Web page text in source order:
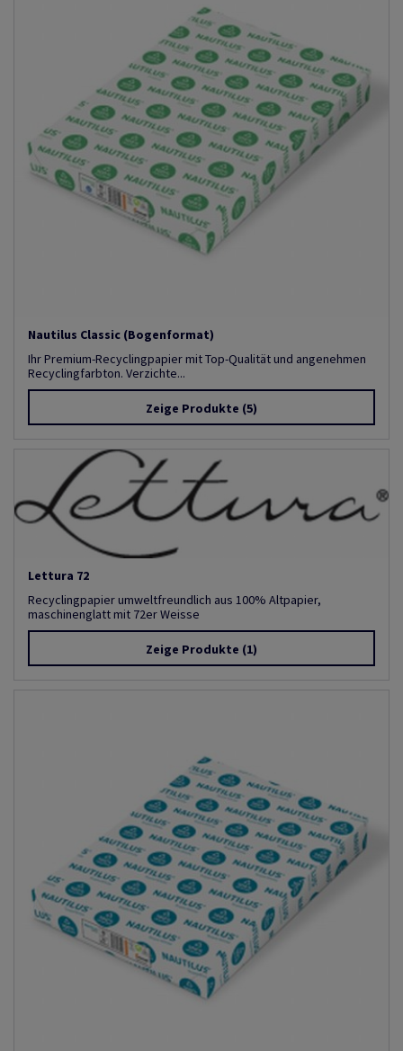
Nautilus Classic (Bogenformat)
Ihr Premium-Recyclingpapier mit Top-Qualität und angenehmen
Recyclingfarbton. Verzichte...
Zeige Produkte (5)
Lettura 72
Recyclingpapier umweltfreundlich aus 100% Altpapier,
maschinenglatt mit 72er Weisse
Zeige Produkte (1)